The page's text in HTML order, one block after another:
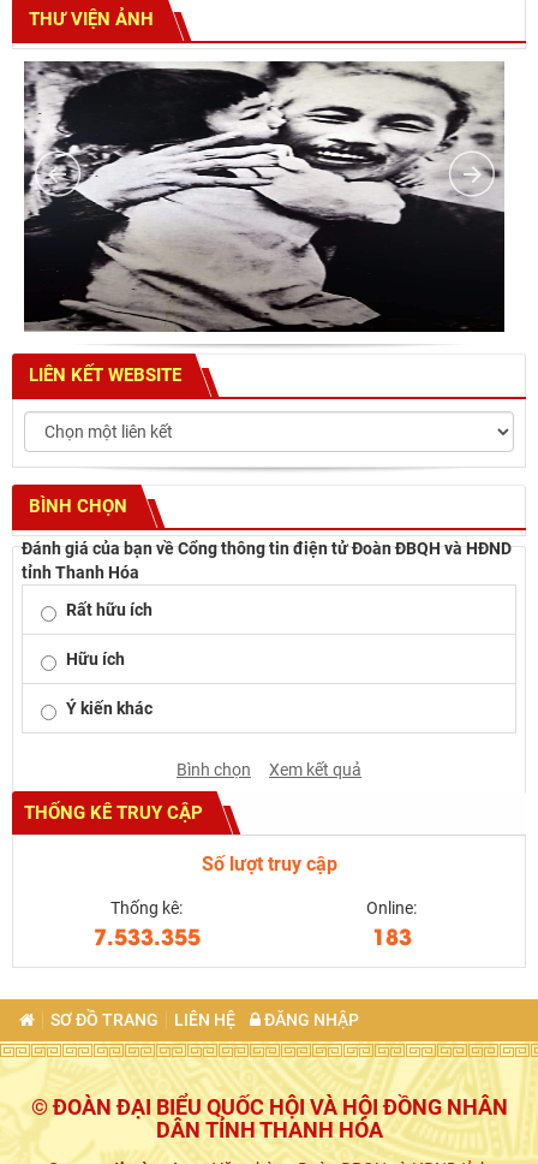
THƯ VIỆN ẢNH
LIÊN KẾT WEBSITE
BÌNH CHỌN
Đánh giá của bạn về Cổng thông tin điện tử Đoàn ĐBQH và HĐND
tỉnh Thanh Hóa
Rất hữu ích
Hữu ích
Ý kiến khác
Bình chọn Xem kết quả
THỐNG KÊ TRUY CẬP
Số lượt truy cập
Thống kê:
7.533.355
Online:
183
SƠ ĐỒ TRANG LIÊN HỆ ĐĂNG NHẬP
© ĐOÀN ĐẠI BIỂU QUỐC HỘI VÀ HỘI ĐỒNG NHÂN
DÂN TỈNH THANH HÓA